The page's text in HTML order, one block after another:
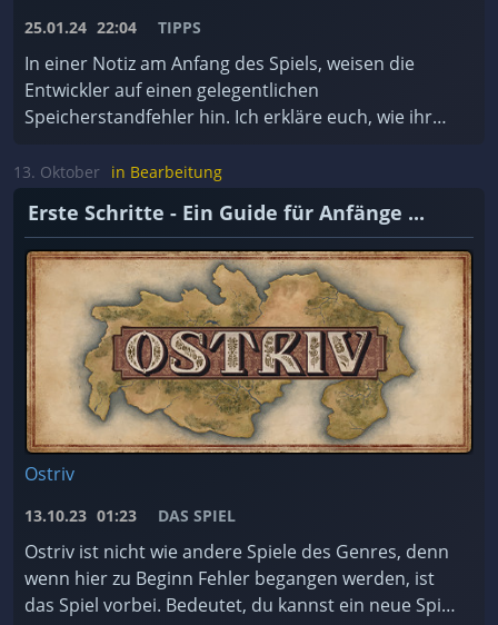
25.01.24 22:04 TIPPS
In einer Notiz am Anfang des Spiels, weisen die
Entwickler auf einen gelegentlichen
Speicherstandfehler hin. Ich erkläre euch, wie ihr
achten müsst. ...
13. Oktober in Bearbeitung
Erste Schritte - Ein Guide für Anfänge ...
Ostriv
13.10.23 01:23 DAS SPIEL
Ostriv ist nicht wie andere Spiele des Genres, denn
wenn hier zu Beginn Fehler begangen werden, ist
das Spiel vorbei. Bedeutet, du kannst ein neue Spiel